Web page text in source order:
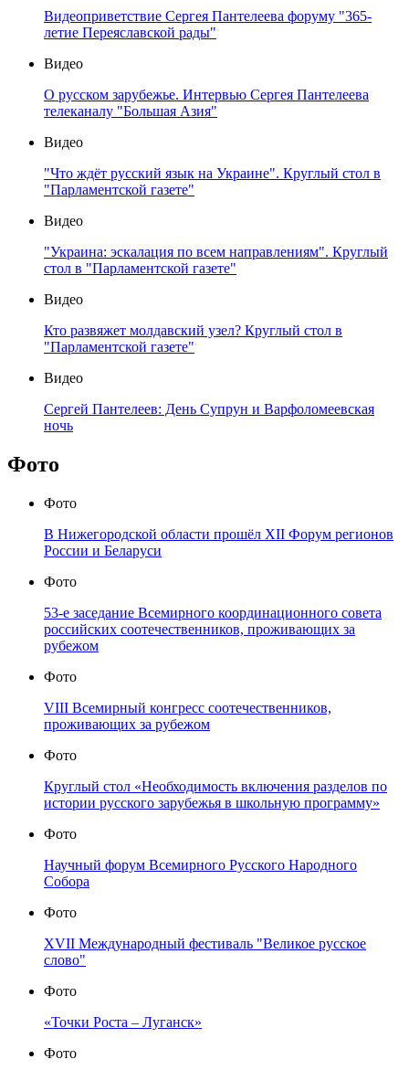
Видеоприветствие Сергея Пантелеева форуму "365-
летие Переяславской рады"
Видео
О русском зарубежье. Интервью Сергея Пантелеева
телеканалу "Большая Азия"
Видео
"Что ждёт русский язык на Украине". Круглый стол в
"Парламентской газете"
Видео
"Украина: эскалация по всем направлениям". Круглый
стол в "Парламентской газете"
Видео
Кто развяжет молдавский узел? Круглый стол в
"Парламентской газете"
Видео
Сергей Пантелеев: День Супрун и Варфоломеевская
ночь
Фото
Фото
В Нижегородской области прошёл XII Форум регионов
России и Беларуси
Фото
53-е заседание Всемирного координационного совета
российских соотечественников, проживающих за
рубежом
Фото
VIII Всемирный конгресс соотечественников,
проживающих за рубежом
Фото
Круглый стол «Необходимость включения разделов по
истории русского зарубежья в школьную программу»
Фото
Научный форум Всемирного Русского Народного
Собора
Фото
XVII Международный фестиваль "Великое русское
слово"
Фото
«Точки Роста – Луганск»
Фото